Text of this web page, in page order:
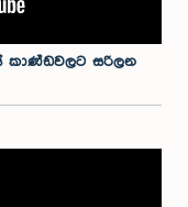
කාණ්ඩවලට සරිලන